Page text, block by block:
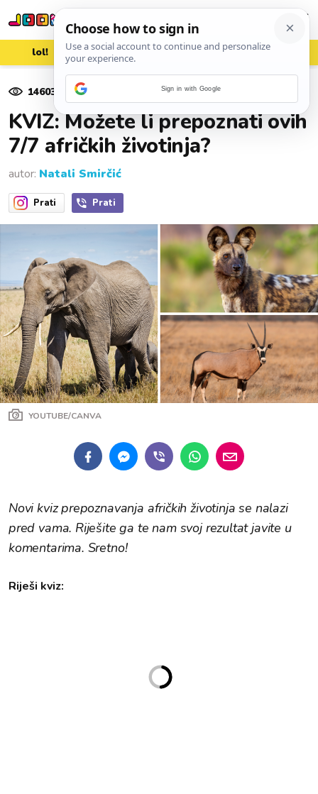
lol! aww vrh! woot?!
14603 pregleda
KVIZ: Možete li prepoznati ovih
7/7 afričkih životinja?
autor: Natali Smirčić
Prati Prati
YOUTUBE/CANVA
Novi kviz prepoznavanja afričkih životinja se nalazi
pred vama. Riješite ga te nam svoj rezultat javite u
komentarima. Sretno!
Riješi kviz:
Sign in with Google